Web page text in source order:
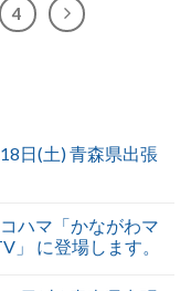
4
日(土) 青森県出張
ハマ「かながわマ
」 に登場します。